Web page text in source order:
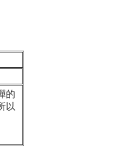
的
以